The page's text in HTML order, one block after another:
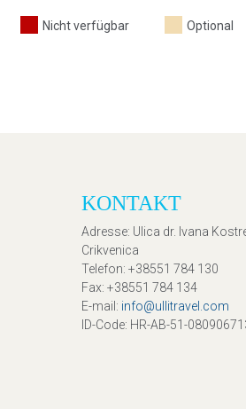
Nicht verfügbar Optional
KONTAKT
Adresse: Ulica dr. Ivana
Crikvenica
Telefon: +38551 784 130
Fax: +38551 784 134
E-mail : info@ullitravel.com
ID-Code: HR-AB-51-